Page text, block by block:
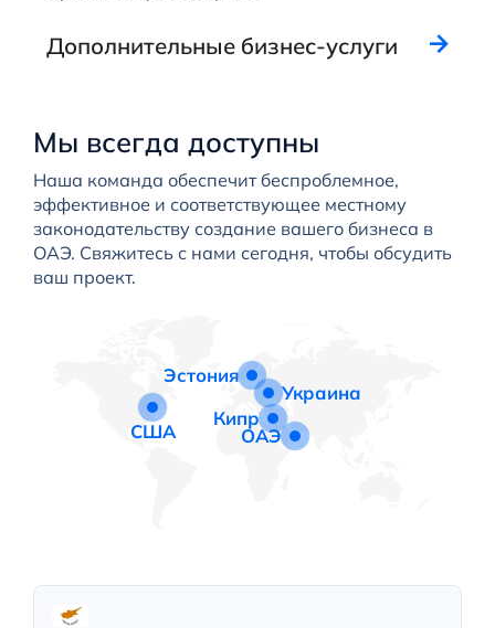
Дополнительные бизнес-услуги
Мы всегда доступны
Наша команда обеспечит беспроблемное,
эффективное и соответствующее местному
законодательству создание вашего бизнеса в
ОАЭ. Свяжитесь с нами сегодня, чтобы обсудить
ваш проект.
Эстония
Украина
Кипр
ОАЭ
США